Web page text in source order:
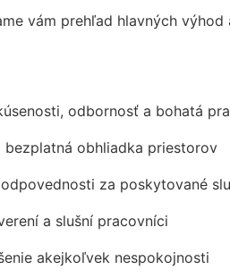
vám prehľad hlavných
odbornosť a bohatá
bezplatná obhliadka priestorov
za poskytované
a slušní pracovníci
akejkoľvek nespokojnosti